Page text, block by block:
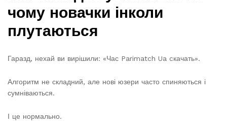
чому новачки інколи
плутаються
Гаразд, нехай ви вирішили: «Час Parimatch Ua cкачать».
Алгоритм не складний, але нові юзери часто спиняються і
сумніваються.
І це нормально.